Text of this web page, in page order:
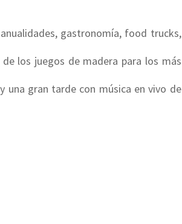
gastronomía, food trucks,
los juegos de madera para los más
una gran tarde con música en vivo de